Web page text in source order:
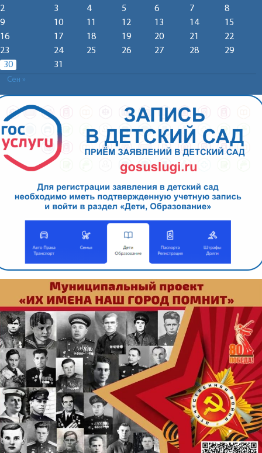
2
3 4 5 6 7
8
9
10 11 12 13 14
15
16
17 18 19 20 21
22
23
24 25 26 27 28
29
30
31
Сен »